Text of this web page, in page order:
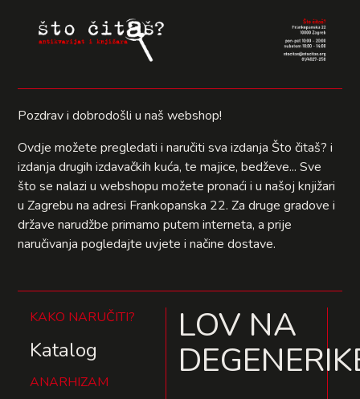
Pozdrav i dobrodošli u naš webshop!
Ovdje možete pregledati i naručiti sva izdanja Što čitaš? i
izdanja drugih izdavačkih kuća, te majice, bedževe... Sve
što se nalazi u webshopu možete pronaći i u našoj knjižari
u Zagrebu na adresi Frankopanska 22. Za druge gradove i
države narudžbe primamo putem interneta, a prije
naručivanja pogledajte uvjete i načine dostave.
KAKO NARUČITI?
Katalog
ANARHIZAM
LOV NA